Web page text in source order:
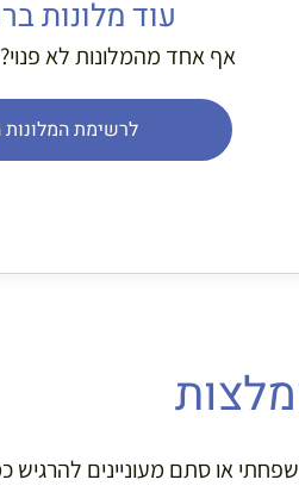
עוד מלונות
אף אחד מהמלונות לא
לרשימת
או סתם מעוניינים להרגיש